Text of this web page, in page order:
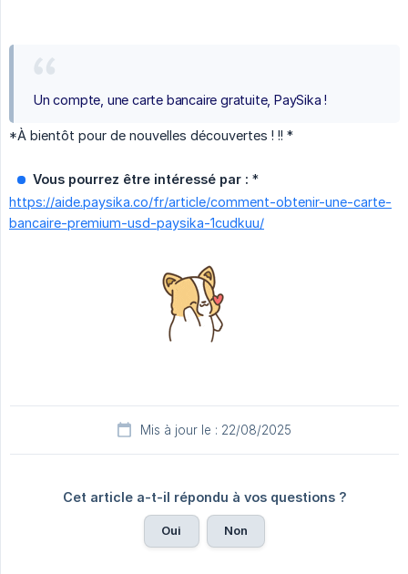
Un compte, une carte bancaire gratuite, PaySika !
*À bientôt pour de nouvelles découvertes ! !! *
Vous pourrez être intéressé par : *
https://aide.paysika.co/fr/article/comment-obtenir-une-carte-
bancaire-premium-usd-paysika-1cudkuu/
Mis à jour le : 22/08/2025
Cet article a-t-il répondu à vos questions ?
Oui Non